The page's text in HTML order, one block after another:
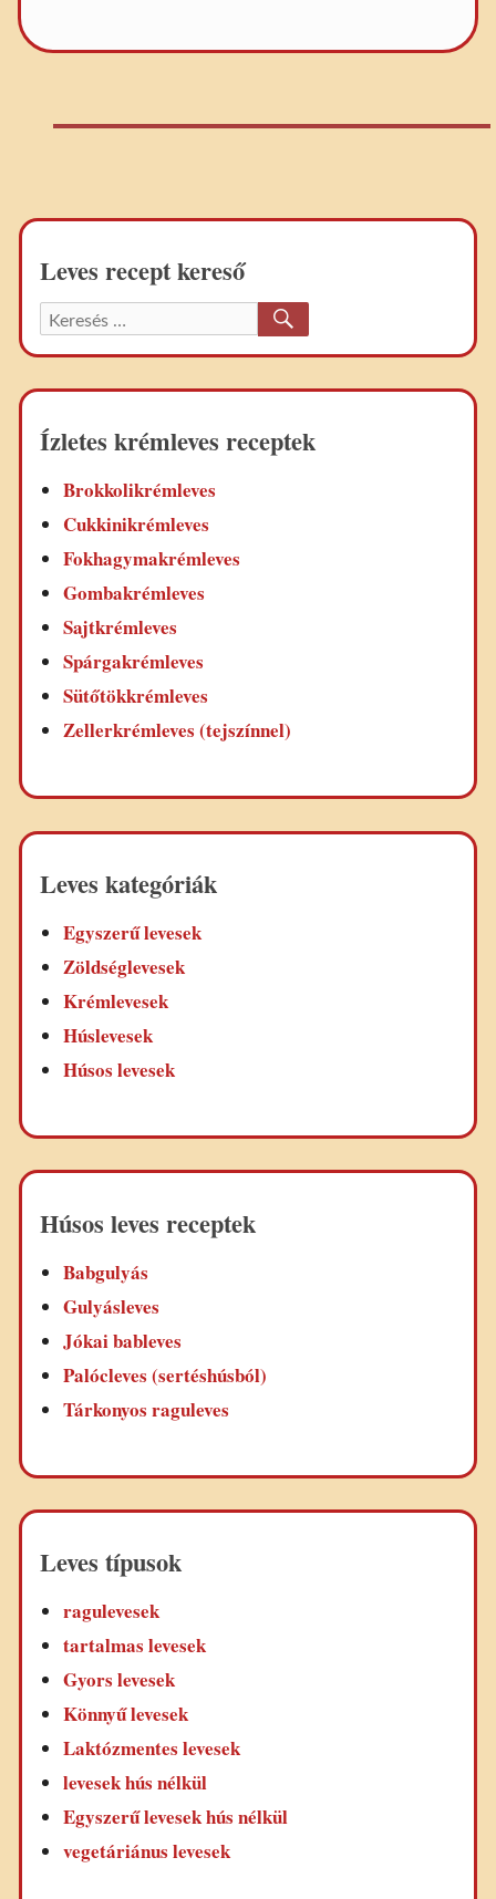
Leves recept kereső
Keresett
recept:
Ízletes krémleves receptek
Brokkolikrémleves
Cukkinikrémleves
Fokhagymakrémleves
Gombakrémleves
Sajtkrémleves
Spárgakrémleves
Sütőtökkrémleves
Zellerkrémleves (tejszínnel)
Leves kategóriák
Egyszerű levesek
Zöldséglevesek
Krémlevesek
Húslevesek
Húsos levesek
Húsos leves receptek
Babgulyás
Gulyásleves
Jókai bableves
Palócleves (sertéshúsból)
Tárkonyos raguleves
Leves típusok
ragulevesek
tartalmas levesek
Gyors levesek
Könnyű levesek
Laktózmentes levesek
levesek hús nélkül
Egyszerű levesek hús nélkül
vegetáriánus levesek